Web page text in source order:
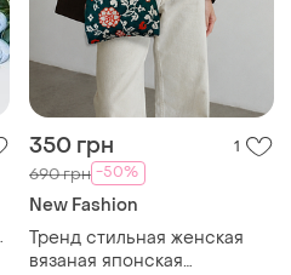
350 грн 1
690 грн -50%
New Fashion
Тренд стильная женская
вязаная японская